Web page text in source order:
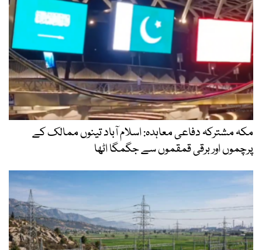
مکہ مشترکہ دفاعی معاہدہ: اسلام آباد تینوں ممالک کے
پرچموں اور برقی قمقموں سے جگمگا اٹھا